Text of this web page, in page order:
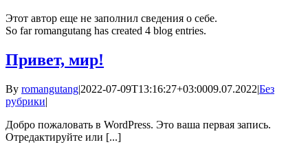
Этот автор еще не заполнил сведения о себе.
So far romangutang has created 4 blog entries.
Привет, мир!
By romangutang|2022-07-09T13:16:27+03:0009.07.2022|Без
рубрики|
Добро пожаловать в WordPress. Это ваша первая запись.
Отредактируйте или [...]